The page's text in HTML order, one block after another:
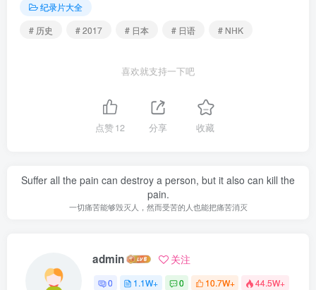
纪录片大全
# 历史
# 2017 # 日本 # 日语 # NHK
喜欢就支持一下吧
点赞12 分享 收藏
Suffer all the pain can destroy a person, but it also can kill the
pain.
一切痛苦能够毁灭人，然而受苦的人也能把痛苦消灭
admin 关注
0 1.1W+ 0 10.7W+ 44.5W+